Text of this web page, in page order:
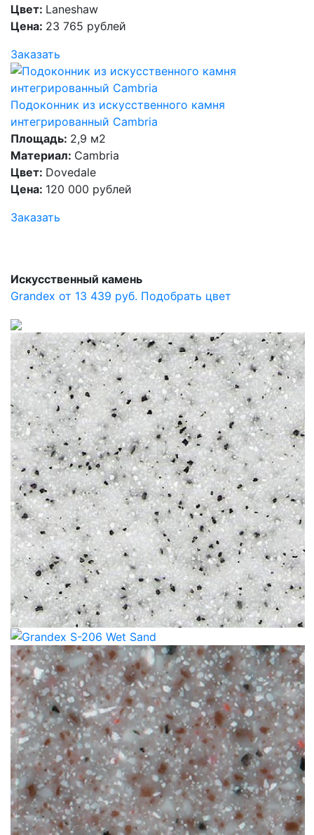
Цвет: Laneshaw
Цена: 23 765 рублей
Заказать
Подоконник из искусственного камня
интегрированный Cambria
Площадь: 2,9 м2
Материал: Cambria
Цвет: Dovedale
Цена: 120 000 рублей
Заказать
Искусственный камень
Grandex от 13 439 руб. Подобрать цвет